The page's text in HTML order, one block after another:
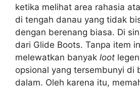
ketika melihat area rahasia
di tengah danau yang tidak
dengan berenang biasa. Di
dari Glide Boots. Tanpa item
melewatkan banyak loot
opsional yang tersembunyi di
dalam. Oleh karena itu,